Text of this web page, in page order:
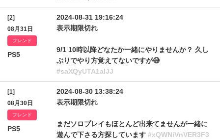
[2]
08月31日
フレンド
PS5
2024-08-31 19:16:24
表示期限切れ
9/1 10時以降どなたか一緒にやりませんか？ 久し
ぶりでやり方覚えてないですが😅
#saXQyUTA1alJJ
[1]
08月30日
フレンド
PS5
2024-08-30 13:38:24
表示期限切れ
まだソロプレイもほとんど出来てませんが一緒に
遊んで下さる方探しています #xQWNiVnVER3F3